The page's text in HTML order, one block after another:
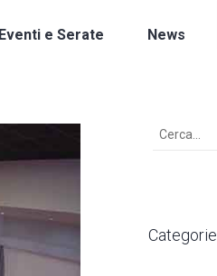
Eventi e Serate News
Categorie